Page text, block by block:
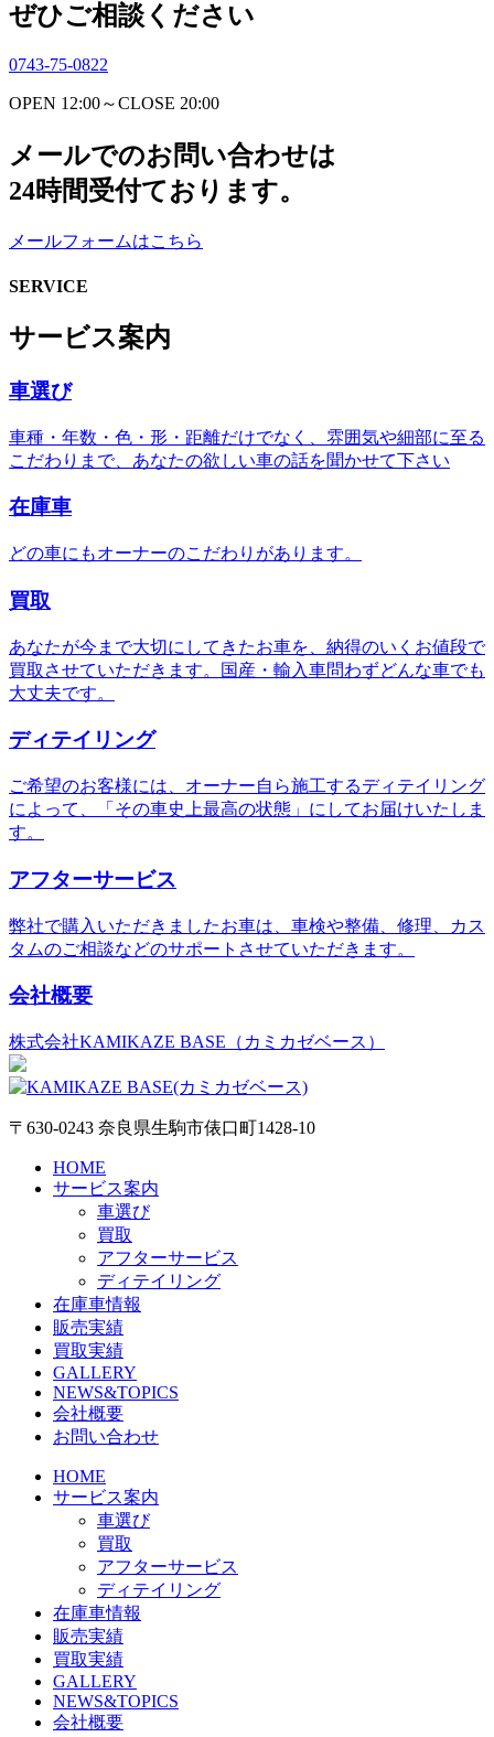
ぜひご相談ください
0743-75-0822
OPEN 12:00～CLOSE 20:00
メールでのお問い合わせは
24時間受付ております。
メールフォームはこちら
SERVICE
サービス案内
車選び
車種・年数・色・形・距離だけでなく、雰囲気や細部に至る
こだわりまで、あなたの欲しい車の話を聞かせて下さい
在庫車
どの車にもオーナーのこだわりがあります。
買取
あなたが今まで大切にしてきたお車を、納得のいくお値段で
買取させていただきます。国産・輸入車問わずどんな車でも
大丈夫です。
ディテイリング
ご希望のお客様には、オーナー自ら施工するディテイリング
によって、「その車史上最高の状態」にしてお届けいたしま
す。
アフターサービス
弊社で購入いただきましたお車は、車検や整備、修理、カス
タムのご相談などのサポートさせていただきます。
会社概要
株式会社KAMIKAZE BASE（カミカゼベース）
〒630-0243 奈良県生駒市俵口町1428-10
HOME
サービス案内
車選び
買取
アフターサービス
ディテイリング
在庫車情報
販売実績
買取実績
GALLERY
NEWS&TOPICS
会社概要
お問い合わせ
HOME
サービス案内
車選び
買取
アフターサービス
ディテイリング
在庫車情報
販売実績
買取実績
GALLERY
NEWS&TOPICS
会社概要